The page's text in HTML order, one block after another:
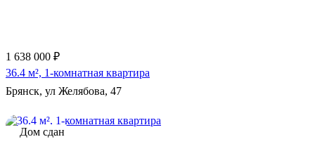
1 638 000 ₽
36.4 м², 1-комнатная квартира
Брянск, ул Желябова, 47
Дом сдан